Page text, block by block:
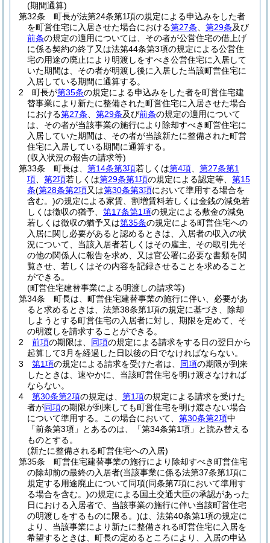
(期間通算)
第32条
町長が法第24条第1項の規定による申込みをした者
を町営住宅に入居させた場合における第27条 第29条及び
前条の規定の適用については、その者が公営住宅の借上げ
に係る契約の終了又は法第44条第3項の規定による公営住
宅の用途の廃止により明渡しをすべき公営住宅に入居して
いた期間は、その者が明渡し後に入居した当該町営住宅に
入居している期間に通算する。
2
町長が第35条の規定による申込みをした者を町営住宅建
替事業により新たに整備された町営住宅に入居させた場合
における第27条 第29条及び前条の規定の適用について
は、その者が当該事業の施行により除却すべき町営住宅に
入居していた期間は、その者が当該新たに整備された町営
住宅に入居している期間に通算する。
(収入状況の報告の請求等)
第33条
町長は、 第14条第3項若しくは第4項
第27条第1
項
第2項若しくは第29条第1項の規定による認定等、 第15
条(第28条第2項又は第30条第3項において準用する場合を
含む。)の規定による家賃、割増賃料若しくは金銭の減免若
しくは徴収の猶予、 第17条第1項の規定による敷金の減免
若しくは徴収の猶予又は第35条の規定による町営住宅への
入居に関し必要があると認めるときは、入居者の収入の状
況について、当該入居者若しくはその雇主、その取引先そ
の他の関係人に報告を求め、又は官公署に必要な書類を閲
覧させ、若しくはその内容を記録させることを求めること
ができる。
(町営住宅建替事業による明渡しの請求等)
第34条
町長は、町営住宅建替事業の施行に伴い、必要があ
ると求めるときは、法第38条第1項の規定に基づき、除却
しようとする町営住宅の入居者に対し、期限を定めて、そ
の明渡しを請求することができる。
2
前項の期限は、 同項の規定による請求をする日の翌日から
起算して3月を経過した日以後の日でなければならない。
3
第1項の規定による請求を受けた者は、 同項の期限が到来
したときは、速やかに、当該町営住宅を明け渡さなければ
ならない。
4
第30条第2項の規定は、 第1項の規定による請求を受けた
者が同項の期限が到来しても町営住宅を明け渡さない場合
について準用する。
この場合において、 第30条第2項中
「前条第3項」とあるのは、「第34条第1項」と読み替える
ものとする。
(新たに整備される町営住宅への入居)
第35条
町営住宅建替事業の施行により除却すべき町営住宅
の除却前の最終の入居者(当該事業に係る法第37条第1項に
規定する用途廃止について同項(同条第7項において準用す
る場合を含む。)の規定による国土交通大臣の承認があった
日における入居者で、当該事業の施行に伴い当該町営住宅
の明渡しをするものに限る。)は、法第40条第1項の規定に
より、当該事業により新たに整備される町営住宅に入居を
希望するときは、町長の定めるところにより、入居の申込